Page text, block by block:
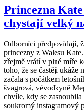
Princezna
chystají velký
Odborníci předpovídají,
princezny z Walesu
zřejmě vrátí v plné míře
toho, že se častěji ukáže
začala s počátkem
švagrová, vévodkyně
chvíle, kdy se
soukromý instagramový